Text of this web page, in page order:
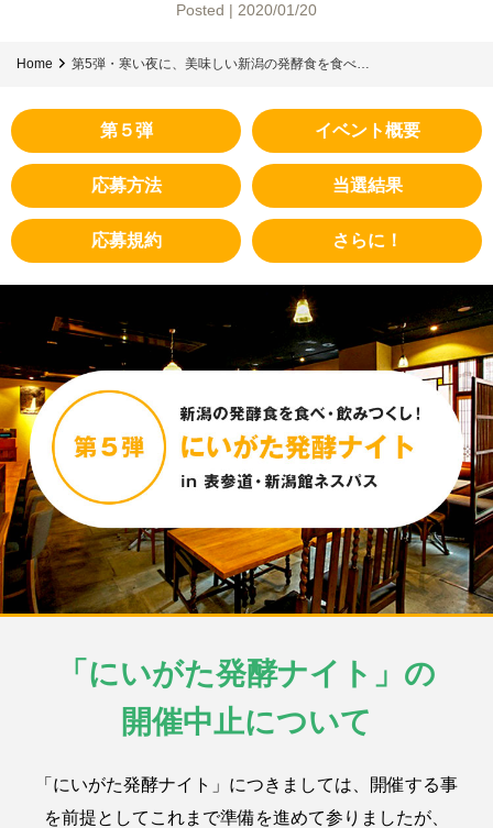
Posted | 2020/01/20
Home 第5弾・寒い夜に、美味しい新潟の発酵食を食べ…
第５弾 イベント概要
応募方法 当選結果
応募規約 さらに！
「にいがた発酵ナイト」の
開催中止について
「にいがた発酵ナイト」につきましては、開催する事
を前提としてこれまで準備を進めて参りましたが、